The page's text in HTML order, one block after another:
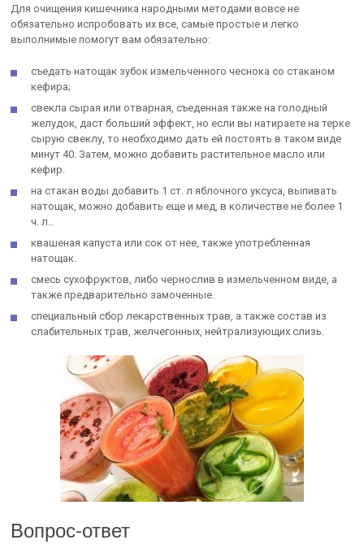
Для очищения кишечника народными методами вовсе не
обязательно испробовать их все, самые простые и легко
выполнимые помогут вам обязательно:
съедать натощак зубок измельченного чеснока со стаканом
кефира;
свекла сырая или отварная, съеденная также на голодный
желудок, даст больший эффект, но если вы натираете на терке
сырую свеклу, то необходимо дать ей постоять в таком виде
минут 40. Затем, можно добавить растительное масло или
кефир.
на стакан воды добавить 1 ст. л яблочного уксуса, выпивать
натощак, можно добавить еще и мед, в количестве не более 1
ч. л..
квашеная капуста или сок от нее, также употребленная
натощак.
смесь сухофруктов, либо чернослив в измельченном виде, а
также предварительно замоченные.
специальный сбор лекарственных трав, а также состав из
слабительных трав, желчегонных, нейтрализующих слизь.
Вопрос-ответ